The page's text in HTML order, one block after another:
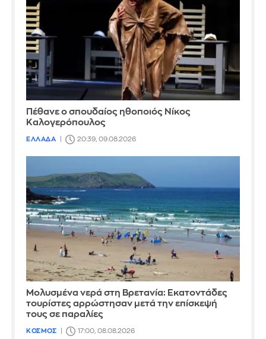
Πέθανε ο σπουδαίος ηθοποιός Νίκος
Καλογερόπουλος
ΕΛΛΑΔΑ 20:39, 09.08.2026
Μολυσμένα νερά στη Βρετανία: Εκατοντάδες
τουρίστες αρρώστησαν μετά την επίσκεψή
τους σε παραλίες
ΚΟΣΜΟΣ 17:00, 08.08.2026